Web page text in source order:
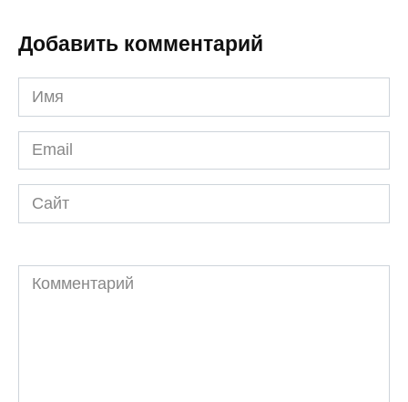
Добавить комментарий
Имя
*
Email
*
Сайт
Комментарий